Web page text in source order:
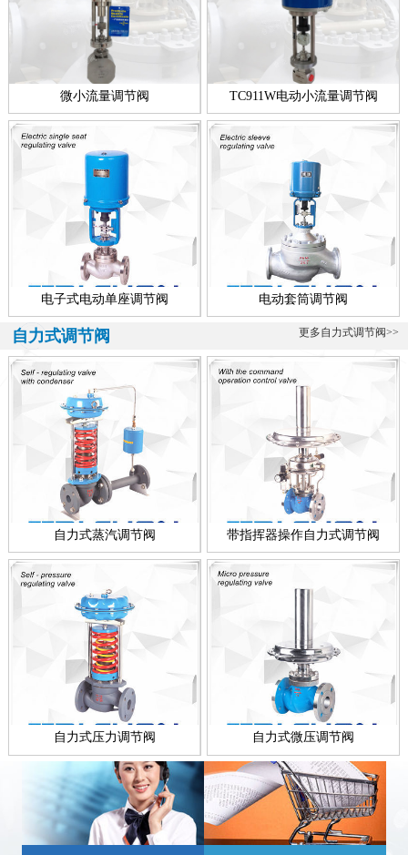
微小流量调节阀 TC911W电动小流量调节阀
电子式电动单座调节阀 电动套筒调节阀
自力式调节阀 更多自力式调节阀>>
自力式蒸汽调节阀 带指挥器操作自力式调节阀
自力式压力调节阀 自力式微压调节阀